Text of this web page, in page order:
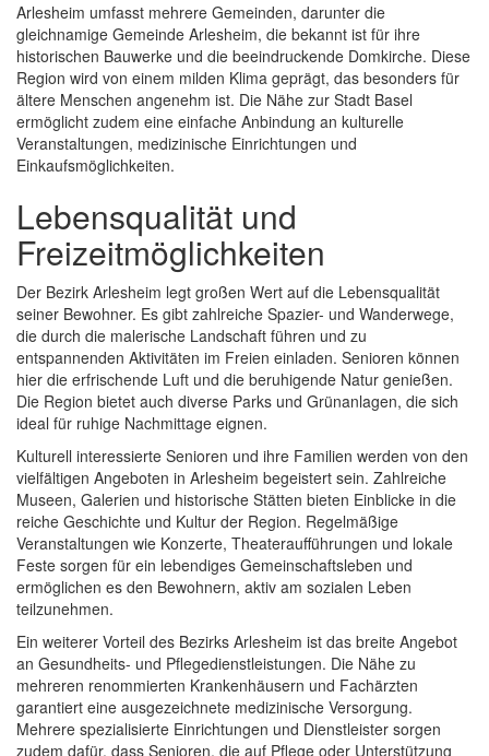
Arlesheim umfasst mehrere Gemeinden, darunter die
gleichnamige Gemeinde Arlesheim, die bekannt ist für ihre
historischen Bauwerke und die beeindruckende Domkirche. Diese
Region wird von einem milden Klima geprägt, das besonders für
ältere Menschen angenehm ist. Die Nähe zur Stadt Basel
ermöglicht zudem eine einfache Anbindung an kulturelle
Veranstaltungen, medizinische Einrichtungen und
Einkaufsmöglichkeiten.
Lebensqualität und
Freizeitmöglichkeiten
Der Bezirk Arlesheim legt großen Wert auf die Lebensqualität
seiner Bewohner. Es gibt zahlreiche Spazier- und Wanderwege,
die durch die malerische Landschaft führen und zu
entspannenden Aktivitäten im Freien einladen. Senioren können
hier die erfrischende Luft und die beruhigende Natur genießen.
Die Region bietet auch diverse Parks und Grünanlagen, die sich
ideal für ruhige Nachmittage eignen.
Kulturell interessierte Senioren und ihre Familien werden von den
vielfältigen Angeboten in Arlesheim begeistert sein. Zahlreiche
Museen, Galerien und historische Stätten bieten Einblicke in die
reiche Geschichte und Kultur der Region. Regelmäßige
Veranstaltungen wie Konzerte, Theateraufführungen und lokale
Feste sorgen für ein lebendiges Gemeinschaftsleben und
ermöglichen es den Bewohnern, aktiv am sozialen Leben
teilzunehmen.
Ein weiterer Vorteil des Bezirks Arlesheim ist das breite Angebot
an Gesundheits- und Pflegedienstleistungen. Die Nähe zu
mehreren renommierten Krankenhäusern und Fachärzten
garantiert eine ausgezeichnete medizinische Versorgung.
Mehrere spezialisierte Einrichtungen und Dienstleister sorgen
zudem dafür, dass Senioren, die auf Pflege oder Unterstützung